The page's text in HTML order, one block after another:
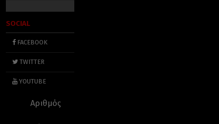
SOCIAL
FACEBOOK
TWITTER
YOUTUBE
Αριθμός